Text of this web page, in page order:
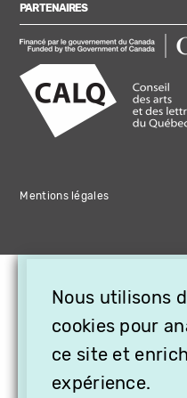
PARTENAIRES
Mentions légales
Nous utilisons
cookies pour
ce site et
expérience.
OFFREZ
CADEAU,
PROCHES